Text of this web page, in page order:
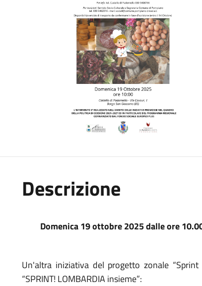
Descrizione
Domenica 19 ottobre 2025 dalle ore
Un'altra iniziativa del progetto zonale
“SPRINT! LOMBARDIA insieme”: